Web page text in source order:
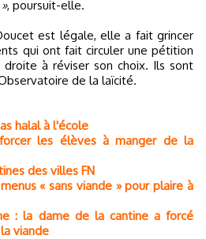
, poursuit-elle.
est légale, elle a fait grincer
qui ont fait circuler une pétition
à réviser son choix. Ils sont
de la laïcité.
halal à l'école
les élèves à manger de la
des villes FN
« sans viande » pour plaire à
: la dame de la cantine a forcé
viande